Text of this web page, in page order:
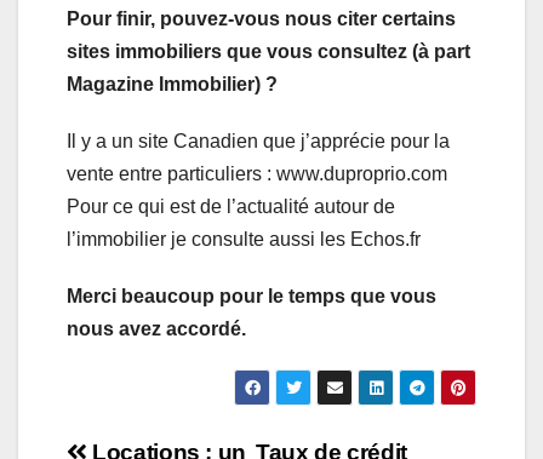
Pour finir, pouvez-vous nous citer certains
sites immobiliers que vous consultez (à part
Magazine Immobilier) ?
Il y a un site Canadien que j’apprécie pour la
vente entre particuliers : www.duproprio.com
Pour ce qui est de l’actualité autour de
l’immobilier je consulte aussi les Echos.fr
Merci beaucoup pour le temps que vous
nous avez accordé.
Taux de crédit
Locations : un